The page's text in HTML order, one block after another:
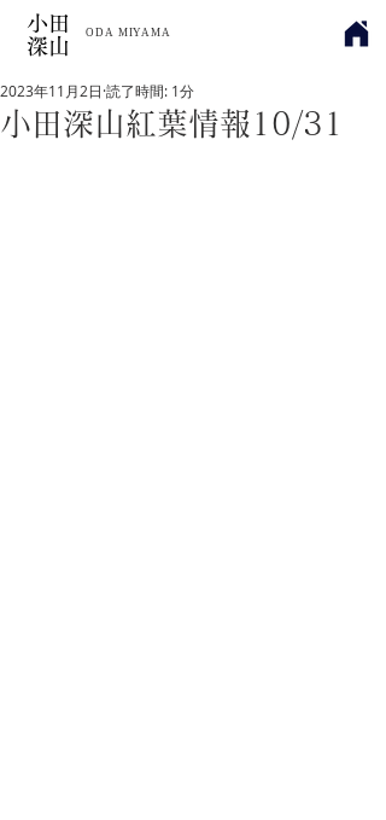
小田
深山
​ODA MIYAMA
小田深山紅葉情報10/31
2023年11月2日 読了時間: 1分